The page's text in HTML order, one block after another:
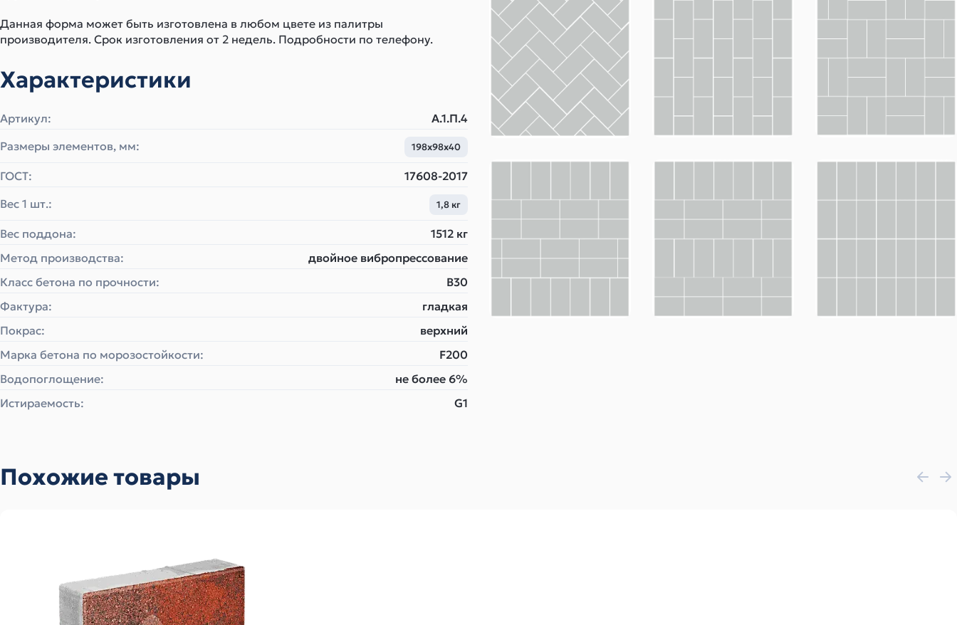
Данная форма может быть изготовлена в любом цвете из палитры
производителя. Срок изготовления от 2 недель. Подробности по телефону.
Характеристики
Артикул:
А.1.П.4
Размеры элементов, мм:
198х98х40
ГОСТ:
17608-2017
Вес 1 шт.:
1,8 кг
Вес поддона:
1512 кг
Метод производства:
двойное вибропрессование
Класс бетона по прочности:
B30
Фактура:
гладкая
Покрас:
верхний
Марка бетона по морозостойкости:
F200
Водопоглощение:
не более 6%
Истираемость:
G1
Похожие товары